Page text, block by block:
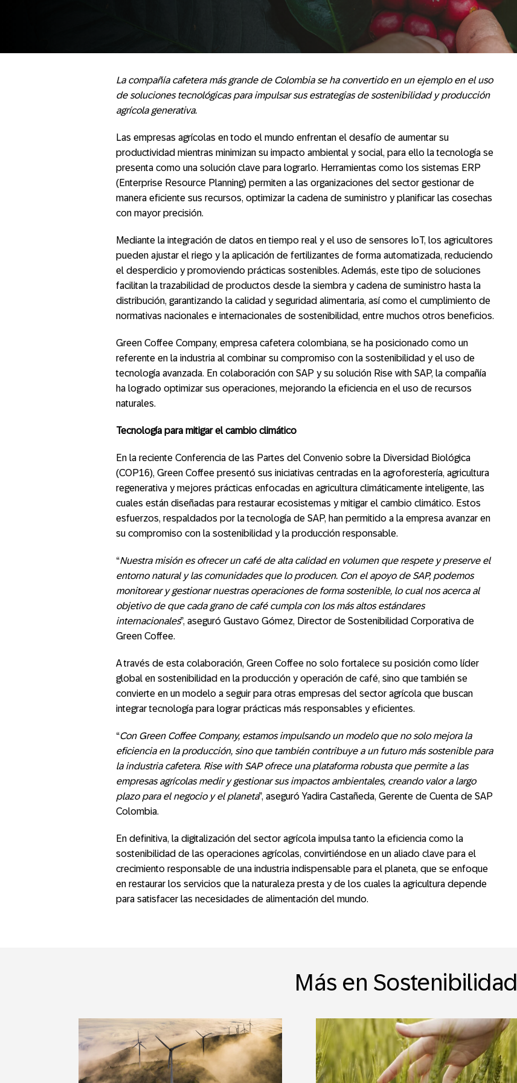
La compañía cafetera más grande de Colombia se ha convertido en un ejemplo en el uso
de soluciones tecnológicas para impulsar sus estrategias de sostenibilidad y producción
agrícola generativa.
Las empresas agrícolas en todo el mundo enfrentan el desafío de aumentar su
productividad mientras minimizan su impacto ambiental y social, para ello la tecnología se
presenta como una solución clave para lograrlo. Herramientas como los sistemas ERP
(Enterprise Resource Planning) permiten a las organizaciones del sector gestionar de
manera eficiente sus recursos, optimizar la cadena de suministro y planificar las cosechas
con mayor precisión.
Mediante la integración de datos en tiempo real y el uso de sensores IoT, los agricultores
pueden ajustar el riego y la aplicación de fertilizantes de forma automatizada, reduciendo
el desperdicio y promoviendo prácticas sostenibles. Además, este tipo de soluciones
facilitan la trazabilidad de productos desde la siembra y cadena de suministro hasta la
distribución, garantizando la calidad y seguridad alimentaria, así como el cumplimiento de
normativas nacionales e internacionales de sostenibilidad, entre muchos otros beneficios.
Green Coffee Company, empresa cafetera colombiana, se ha posicionado como un
referente en la industria al combinar su compromiso con la sostenibilidad y el uso de
tecnología avanzada. En colaboración con SAP y su solución Rise with SAP, la compañía
ha logrado optimizar sus operaciones, mejorando la eficiencia en el uso de recursos
naturales.
Tecnología para mitigar el cambio climático
En la reciente Conferencia de las Partes del Convenio sobre la Diversidad Biológica
(COP16), Green Coffee presentó sus iniciativas centradas en la agroforestería, agricultura
regenerativa y mejores prácticas enfocadas en agricultura climáticamente inteligente, las
cuales están diseñadas para restaurar ecosistemas y mitigar el cambio climático. Estos
esfuerzos, respaldados por la tecnología de SAP, han permitido a la empresa avanzar en
su compromiso con la sostenibilidad y la producción responsable.
“Nuestra misión es ofrecer un café de alta calidad en volumen que respete y preserve el
entorno natural y las comunidades que lo producen. Con el apoyo de SAP, podemos
monitorear y gestionar nuestras operaciones de forma sostenible, lo cual nos acerca al
objetivo de que cada grano de café cumpla con los más altos estándares
internacionales”, aseguró Gustavo Gómez, Director de Sostenibilidad Corporativa de
Green Coffee.
A través de esta colaboración, Green Coffee no solo fortalece su posición como líder
global en sostenibilidad en la producción y operación de café, sino que también se
convierte en un modelo a seguir para otras empresas del sector agrícola que buscan
integrar tecnología para lograr prácticas más responsables y eficientes.
“Con Green Coffee Company, estamos impulsando un modelo que no solo mejora la
eficiencia en la producción, sino que también contribuye a un futuro más sostenible para
la industria cafetera. Rise with SAP ofrece una plataforma robusta que permite a las
empresas agrícolas medir y gestionar sus impactos ambientales, creando valor a largo
plazo para el negocio y el planeta”, aseguró Yadira Castañeda, Gerente de Cuenta de SAP
Colombia.
En definitiva, la digitalización del sector agrícola impulsa tanto la eficiencia como la
sostenibilidad de las operaciones agrícolas, convirtiéndose en un aliado clave para el
crecimiento responsable de una industria indispensable para el planeta, que se enfoque
en restaurar los servicios que la naturaleza presta y de los cuales la agricultura depende
para satisfacer las necesidades de alimentación del mundo.
Más en Sostenibilidad